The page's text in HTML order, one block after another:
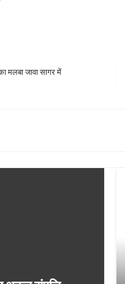
मलबा जावा सागर में